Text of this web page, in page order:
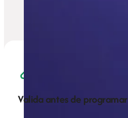
Valida antes de programar